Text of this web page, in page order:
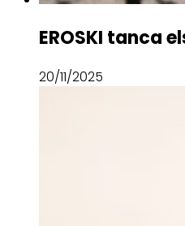
EROSKI tanca
20/11/2025